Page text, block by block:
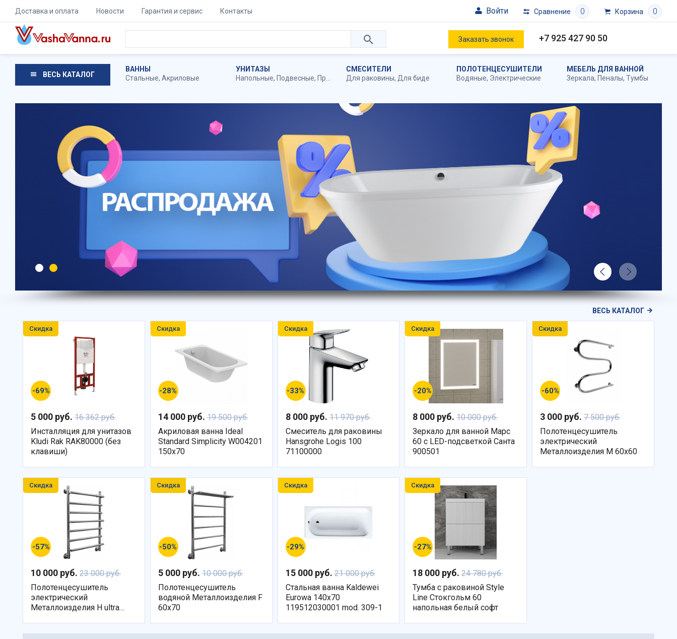
Доставка и оплата Новости Гарантия и сервис Контакты Войти Сравнение 0 Корзина 0
Заказать звонок +7 925 427 90 50
ВЕСЬ КАТАЛОГ
ВАННЫ
Стальные, Акриловые
УНИТАЗЫ
Напольные, Подвесные, Приставные
СМЕСИТЕЛИ
Для раковины, Для биде
ПОЛОТЕНЦЕСУШИТЕЛИ
Водяные, Электрические
МЕБЕЛЬ ДЛЯ ВАННОЙ
Зеркала, Пеналы, Тумбы
ВЕСЬ КАТАЛОГ
Скидка
-69%
5 000 руб. 16 362 руб.
Инсталляция для унитазов
Kludi Rak RAK80000 (без
клавиши)
Скидка
-28%
14 000 руб. 19 500 руб.
Акриловая ванна Ideal
Standard Simplicity W004201
150x70
Скидка
-33%
8 000 руб.11 970 руб.
Смеситель для раковины
Hansgrohe Logis 100
71100000
Скидка
-20%
8 000 руб.10 000 руб.
Зеркало для ванной Марс
60 с LED-подсветкой Санта
900501
Скидка
-60%
3 000 руб.7 500 руб.
Полотенцесушитель
электрический
Металлоизделия M 60х60
Скидка
-57%
10 000 руб. 23 000 руб.
Полотенцесушитель
электрический
Металлоизделия H ultra
Скидка
-50%
5 000 руб. 10 000 руб.
Полотенцесушитель
водяной Металлоизделия F
60х70
Скидка
-29%
15 000 руб.21 000 руб.
Стальная ванна Kaldewei
Eurowa 140x70
119512030001 mod. 309-1
Скидка
-27%
18 000 руб.24 780 руб.
Тумба с раковиной Style
Line Стокгольм 60
напольная белый софт